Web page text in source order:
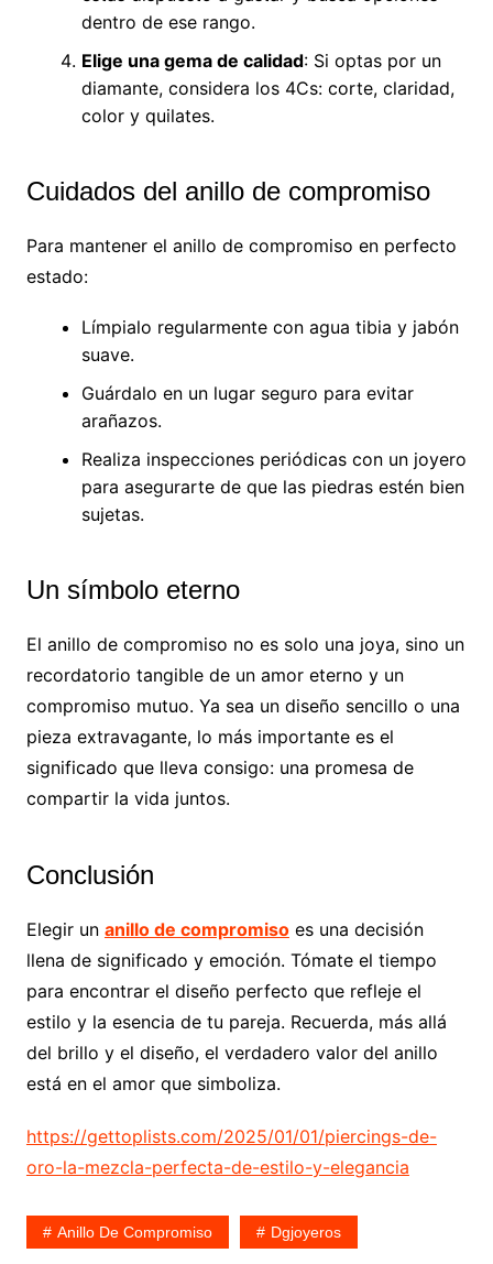
dentro de ese rango.
Elige una gema de calidad: Si optas por un
diamante, considera los 4Cs: corte, claridad,
color y quilates.
Cuidados del anillo de compromiso
Para mantener el anillo de compromiso en perfecto
estado:
Límpialo regularmente con agua tibia y jabón
suave.
Guárdalo en un lugar seguro para evitar
arañazos.
Realiza inspecciones periódicas con un joyero
para asegurarte de que las piedras estén bien
sujetas.
Un símbolo eterno
El anillo de compromiso no es solo una joya, sino un
recordatorio tangible de un amor eterno y un
compromiso mutuo. Ya sea un diseño sencillo o una
pieza extravagante, lo más importante es el
significado que lleva consigo: una promesa de
compartir la vida juntos.
Conclusión
Elegir un anillo de compromisoes una decisión
llena de significado y emoción. Tómate el tiempo
para encontrar el diseño perfecto que refleje el
estilo y la esencia de tu pareja. Recuerda, más allá
del brillo y el diseño, el verdadero valor del anillo
está en el amor que simboliza.
https://gettoplists.com/2025/01/01/piercings-de-
oro-la-mezcla-perfecta-de-estilo-y-elegancia
Anillo De Compromiso Dgjoyeros